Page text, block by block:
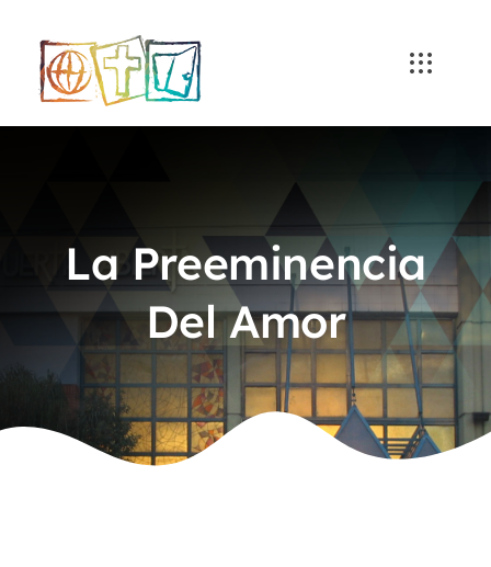
content
La Preeminencia
Del Amor